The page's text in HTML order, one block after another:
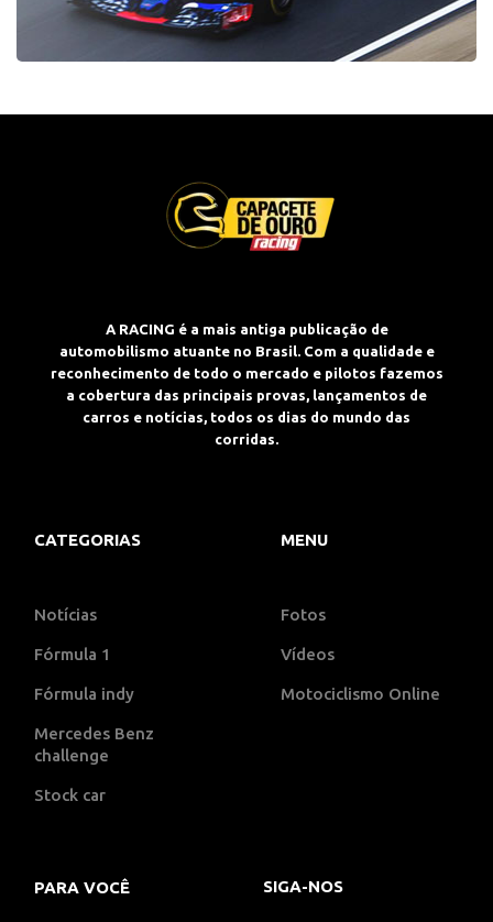
A RACING é a mais antiga publicação de
automobilismo atuante no Brasil. Com a qualidade e
reconhecimento de todo o mercado e pilotos fazemos
a cobertura das principais provas, lançamentos de
carros e notícias, todos os dias do mundo das
corridas.
CATEGORIAS
Notícias
Fórmula 1
Fórmula indy
Mercedes Benz
challenge
Stock car
MENU
Fotos
Vídeos
Motociclismo Online
PARA VOCÊ SIGA-NOS